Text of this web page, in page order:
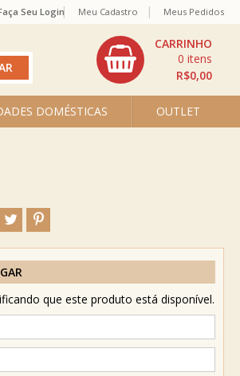
Seu Login
DOMÉSTICAS OUTLET
R$0,00
0
Meu Cadastro Meus Pedidos
que este produto está disponível.